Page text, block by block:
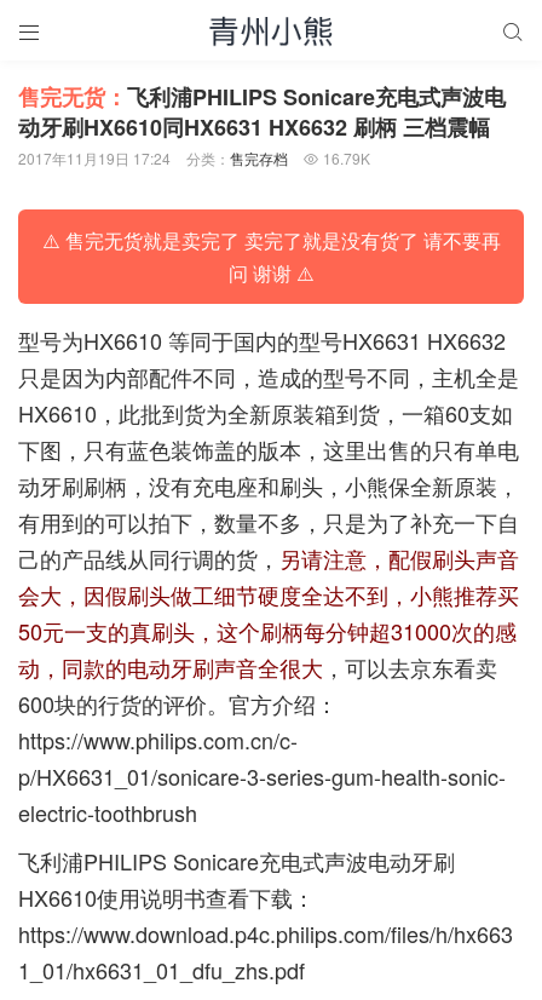
 
售完无货： 飞利浦PHILIPS Sonicare充电式声波电
动牙刷HX6610同HX6631 HX6632 刷柄 三档震幅
2017年11月19日 17:24 分类： 售完存档  16.79K
⚠️ 售完无货就是卖完了 卖完了就是没有货了 请不要再
问 谢谢 ⚠️
型号为HX6610 等同于国内的型号HX6631 HX6632
只是因为内部配件不同，造成的型号不同，主机全是
HX6610，此批到货为全新原装箱到货，一箱60支如
下图，只有蓝色装饰盖的版本，这里出售的只有单电
动牙刷刷柄，没有充电座和刷头，小熊保全新原装，
有用到的可以拍下，数量不多，只是为了补充一下自
己的产品线从同行调的货， 另请注意，配假刷头声音
会大，因假刷头做工细节硬度全达不到，小熊推荐买
50元一支的真刷头，这个刷柄每分钟超31000次的感
动，同款的电动牙刷声音全很大 ，可以去京东看卖
600块的行货的评价。官方介绍：
https://www.philips.com.cn/c-
p/HX6631_01/sonicare-3-series-gum-health-sonic-
electric-toothbrush
飞利浦PHILIPS Sonicare充电式声波电动牙刷
HX6610使用说明书查看下载：
https://www.download.p4c.philips.com/files/h/hx663
1_01/hx6631_01_dfu_zhs.pdf